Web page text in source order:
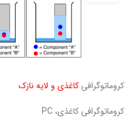
کروماتوگرافی کاغذی و لایه نازک
کروماتوگرافی کاغذی، PC